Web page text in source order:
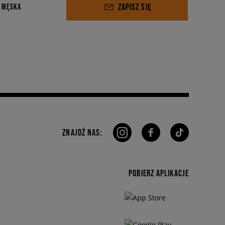
MĘSKA ZAPISZ SIĘ
ZNAJDŹ NAS:
POBIERZ APLIKACJE